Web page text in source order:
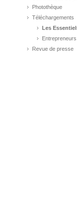
Photothèque
Téléchargements
Les
Revue de presse